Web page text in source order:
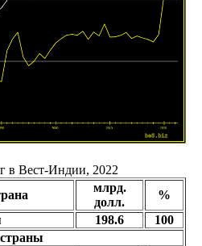
в Вест-Индии, 2022
млрд.
долл.
%
198.6
100
страны